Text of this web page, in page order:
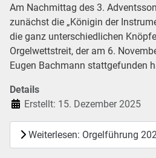
Am Nachmittag des 3.
zunächst die „Königin der
die ganz unterschiedlichen
Orgelwettstreit, der am 6.
Eugen Bachmann stattgefunden
Details
Erstellt: 15. Dezember 2025
Weiterlesen: Orgelführung